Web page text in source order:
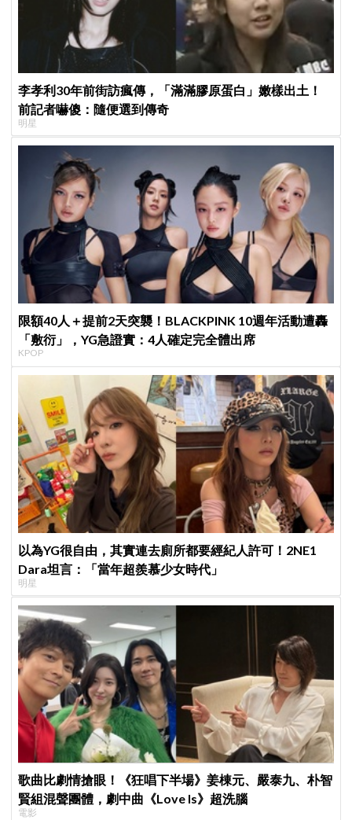
李孝利30年前街訪瘋傳，「滿滿膠原蛋白」嫩樣出土！
前記者嚇傻：隨便選到傳奇
明星
限額40人＋提前2天突襲！BLACKPINK 10週年活動遭轟
「敷衍」，YG急證實：4人確定完全體出席
KPOP
以為YG很自由，其實連去廁所都要經紀人許可！2NE1
Dara坦言：「當年超羨慕少女時代」
明星
歌曲比劇情搶眼！《狂唱下半場》姜棟元、嚴泰九、朴智
賢組混聲團體，劇中曲《Love Is》超洗腦
電影